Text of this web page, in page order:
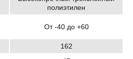
полиэтилен
От -40 до +60
162